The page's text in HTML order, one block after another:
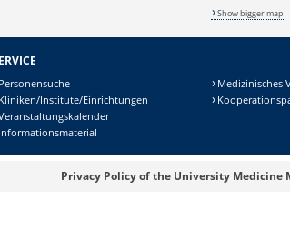
Show bigger map
Personensuche
Kliniken/Institute/Einrichtungen
Informationsmaterial
Medizinisches
Privacy Policy of the University Medicine